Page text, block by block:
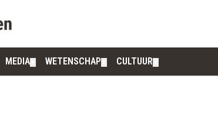
MEDIA WETENSCHAP CULTUUR